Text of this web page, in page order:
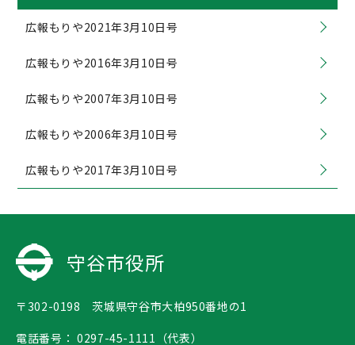
広報もりや2021年3月10日号
広報もりや2016年3月10日号
広報もりや2007年3月10日号
広報もりや2006年3月10日号
広報もりや2017年3月10日号
守谷市役所
〒302-0198 茨城県守谷市大柏950番地の1
電話番号： 0297-45-1111（代表）